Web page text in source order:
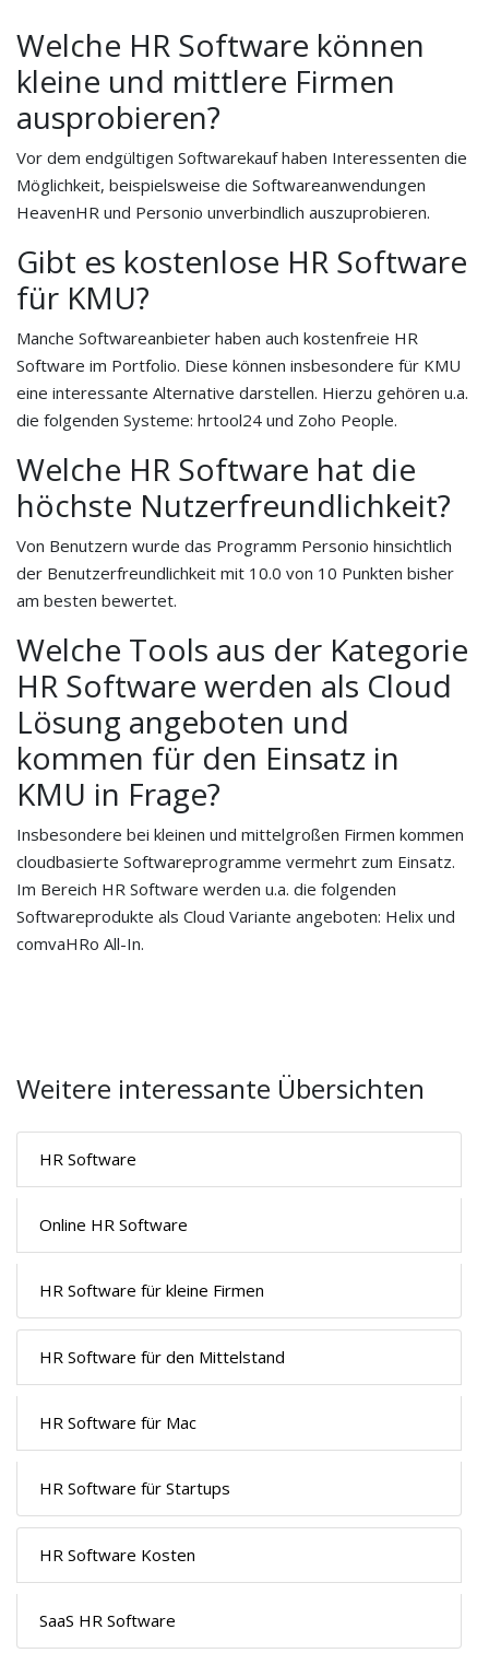
Welche HR Software können
kleine und mittlere Firmen
ausprobieren?
Vor dem endgültigen Softwarekauf haben Interessenten die
Möglichkeit, beispielsweise die Softwareanwendungen
HeavenHR und Personio unverbindlich auszuprobieren.
Gibt es kostenlose HR Software
für KMU?
Manche Softwareanbieter haben auch kostenfreie HR
Software im Portfolio. Diese können insbesondere für KMU
eine interessante Alternative darstellen. Hierzu gehören u.a.
die folgenden Systeme: hrtool24 und Zoho People.
Welche HR Software hat die
höchste Nutzerfreundlichkeit?
Von Benutzern wurde das Programm Personio hinsichtlich
der Benutzerfreundlichkeit mit 10.0 von 10 Punkten bisher
am besten bewertet.
Welche Tools aus der Kategorie
HR Software werden als Cloud
Lösung angeboten und
kommen für den Einsatz in
KMU in Frage?
Insbesondere bei kleinen und mittelgroßen Firmen kommen
cloudbasierte Softwareprogramme vermehrt zum Einsatz.
Im Bereich HR Software werden u.a. die folgenden
Softwareprodukte als Cloud Variante angeboten: Helix und
comvaHRo All-In.
Weitere interessante Übersichten
HR Software
Online HR Software
HR Software für kleine Firmen
HR Software für den Mittelstand
HR Software für Mac
HR Software für Startups
HR Software Kosten
SaaS HR Software